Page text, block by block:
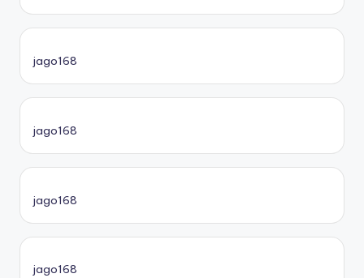
jago168
jago168
jago168
jago168